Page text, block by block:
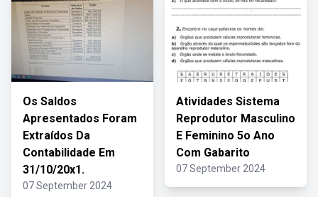
Os Saldos
Apresentados Foram
Extraídos Da
Contabilidade Em
31/10/20x1.
07 September 2024
Atividades Sistema
Reprodutor Masculino
E Feminino 5o Ano
Com Gabarito
07 September 2024